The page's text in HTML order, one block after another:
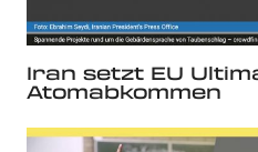
Iran setzt EU
Atomabkommen